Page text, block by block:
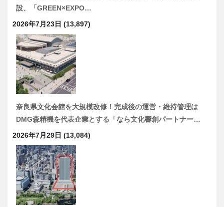
設、「GREEN×EXPO…
2026年7月23日 (13,897)
奈良県文化会館を大規模改修！完成後の運営・維持管理は
DMG森精機を代表企業とする「なら文化響創パートナー…
2026年7月29日 (13,084)